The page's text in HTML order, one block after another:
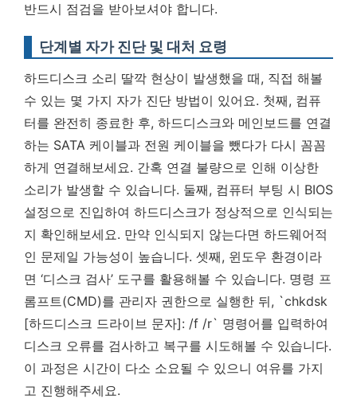
반드시 점검을 받아보셔야 합니다.
단계별 자가 진단 및 대처 요령
하드디스크 소리 딸깍 현상이 발생했을 때, 직접 해볼
수 있는 몇 가지 자가 진단 방법이 있어요. 첫째, 컴퓨
터를 완전히 종료한 후, 하드디스크와 메인보드를 연결
하는 SATA 케이블과 전원 케이블을 뺐다가 다시 꼼꼼
하게 연결해보세요. 간혹 연결 불량으로 인해 이상한
소리가 발생할 수 있습니다. 둘째, 컴퓨터 부팅 시 BIOS
설정으로 진입하여 하드디스크가 정상적으로 인식되는
지 확인해보세요. 만약 인식되지 않는다면 하드웨어적
인 문제일 가능성이 높습니다. 셋째, 윈도우 환경이라
면 ‘디스크 검사’ 도구를 활용해볼 수 있습니다. 명령 프
롬프트(CMD)를 관리자 권한으로 실행한 뒤, `chkdsk
[하드디스크 드라이브 문자]: /f /r` 명령어를 입력하여
디스크 오류를 검사하고 복구를 시도해볼 수 있습니다.
이 과정은 시간이 다소 소요될 수 있으니 여유를 가지
고 진행해주세요.